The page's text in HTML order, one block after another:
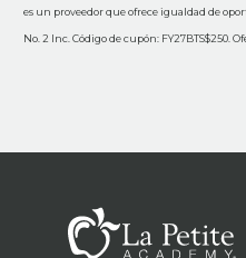
es un proveedor que ofrece igualdad de
No. 2 Inc. Código de cupón: FY27BTS$250.